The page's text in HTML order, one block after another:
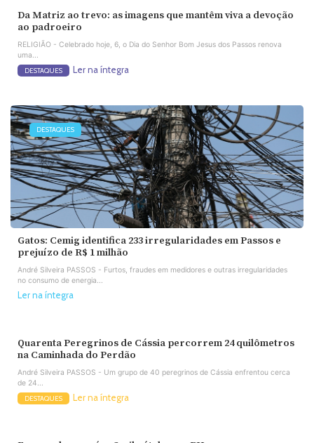
Da Matriz ao trevo: as imagens que mantêm viva a devoção
ao padroeiro
RELIGIÃO - Celebrado hoje, 6, o Dia do Senhor Bom Jesus dos Passos renova
uma...
DESTAQUES Ler na íntegra
DESTAQUES
Gatos: Cemig identifica 233 irregularidades em Passos e
prejuízo de R$ 1 milhão
André Silveira PASSOS - Furtos, fraudes em medidores e outras irregularidades
no consumo de energia...
Ler na íntegra
Quarenta Peregrinos de Cássia percorrem 24 quilômetros
na Caminhada do Perdão
André Silveira PASSOS - Um grupo de 40 peregrinos de Cássia enfrentou cerca
de 24...
DESTAQUES Ler na íntegra